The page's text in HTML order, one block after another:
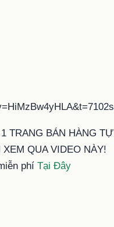
TRANG BÁN HÀNG TỰ
QUA VIDEO NÀY!
phí Tại Đây